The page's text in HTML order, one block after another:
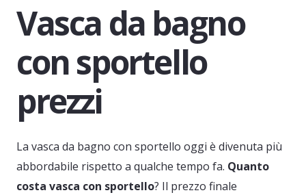
Vasca da bagno
con sportello
prezzi
La vasca da bagno con sportello oggi è divenuta più
abbordabile rispetto a qualche tempo fa. Quanto
costa vasca con sportello? Il prezzo finale